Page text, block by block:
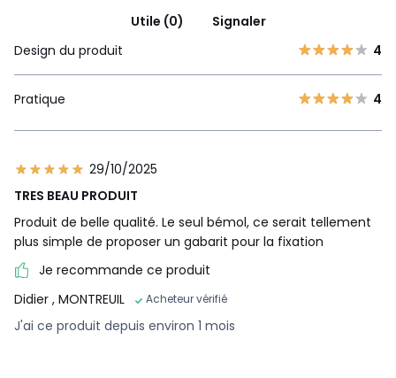
Utile (0)
Signaler
Design du produit
4
Pratique 4
29/10/2025
TRES BEAU PRODUIT
Produit de belle qualité. Le seul bémol, ce serait tellement
plus simple de proposer un gabarit pour la fixation
Je recommande ce produit
Didier , MONTREUIL Acheteur vérifié
J'ai ce produit depuis environ 1 mois